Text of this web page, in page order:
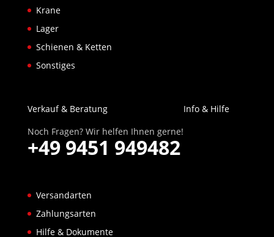
Krane
Lager
Schienen & Ketten
Sonstiges
Verkauf & Beratung
Noch Fragen? Wir helfen Ihnen gerne!
+49 9451 949482
Info & Hilfe
Versandarten
Zahlungsarten
Hilfe & Dokumente